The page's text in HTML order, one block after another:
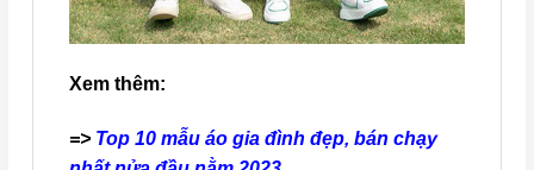
Xem thêm:
=> Top 10 mẫu áo gia đình đẹp, bán chạy